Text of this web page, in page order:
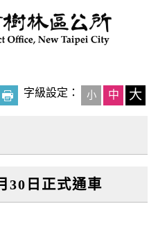
字級設定： 小 中 大
30日正式通車